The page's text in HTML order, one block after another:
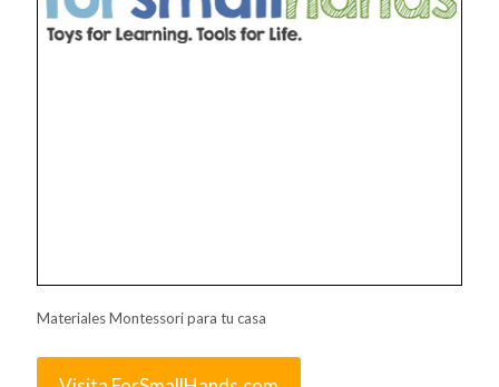
Materiales Montessori para tu casa